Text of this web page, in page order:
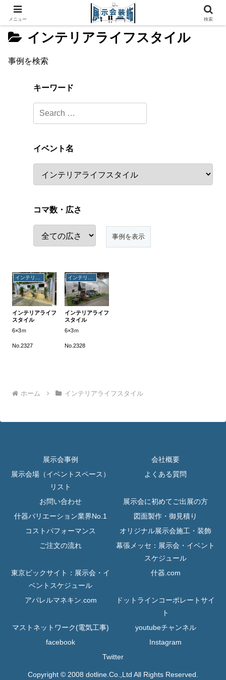
インテリアライフスタイル
事例を検索
キーワード
イベント名
コマ数・広さ
インテリアライフ
スタイル
6×3ｍ
No.2327
インテリアライフ
スタイル
6×3ｍ
No.2328
ホーム インテリアライフスタイル
展示会事例
会社概要
展示会場（イベントスペース）
リスト
よくある質問
お問い合わせ
展示会に初めてご出展の方
什器バリエーション業界No.1
図面製作・御見積り
コストパフォーマンス
オリジナル展示会施工・装飾
ご注文の流れ
幕張メッセ：展示会・イベント
スケジュール
東京ビックサイト：展示会・イ
ベントスケジュール
什器.com
アパレルマネキン.com
ドットラインコーポレートサイ
ト
マストネットワーク(電気工事)
youtubeチャンネル
facebook
Instagram
Twitter
Copyright © 2008 dotline.Co.,Ltd All Rights Reserved.
メニュー 検索